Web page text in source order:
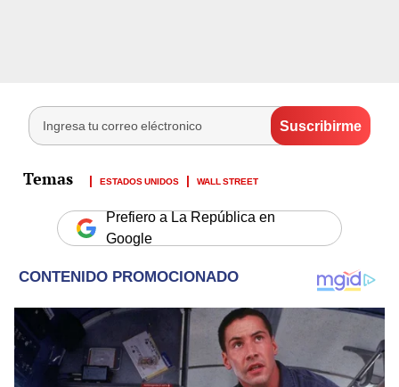
ESTADOS UNIDOS WALL STREET
Prefiero a La República en
Google